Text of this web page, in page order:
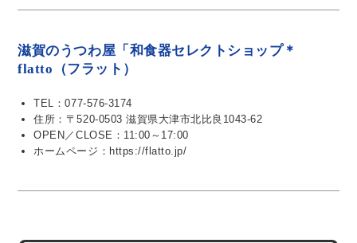
滋賀のうつわ屋「和食器セレクトショップ＊
flatto（フラット）
TEL：077-576-3174
住所：〒520-0503 滋賀県大津市北比良1043-62
OPEN／CLOSE：11:00～17:00
ホームページ：https://flatto.jp/